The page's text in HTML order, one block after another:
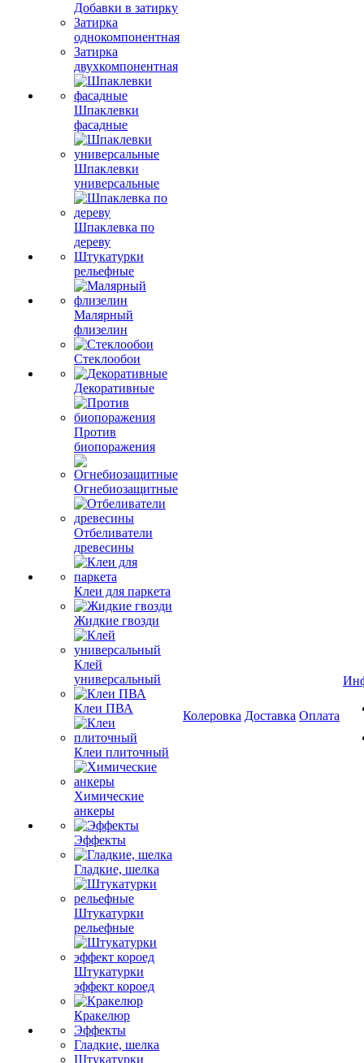
Добавки в затирку
Затирка
однокомпонентная
Затирка
двухкомпонентная
Шпаклевки
фасадные
Шпаклевки
универсальные
Шпаклевка по
дереву
Штукатурки
рельефные
Малярный
флизелин
Стеклообои
Декоративные
Против
биопоражения
Огнебиозащитные
Отбеливатели
древесины
Клеи для паркета
Жидкие гвозди
Клей
универсальный
Клеи ПВА
Клеи плиточный
Химические
анкеры
Эффекты
Гладкие, шелка
Штукатурки
рельефные
Штукатурки
эффект короед
Кракелюр
Эффекты
Гладкие, шелка
Штукатурки
Колеровка Доставка Оплата